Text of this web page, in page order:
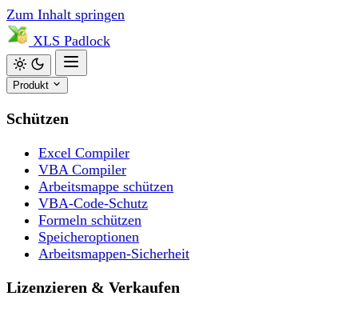
Zum Inhalt springen
XLS Padlock
Produkt
Schützen
Excel Compiler
VBA Compiler
Arbeitsmappe schützen
VBA-Code-Schutz
Formeln schützen
Speicheroptionen
Arbeitsmappen-Sicherheit
Lizenzieren & Verkaufen